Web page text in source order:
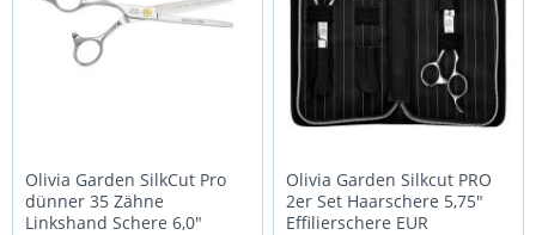
Olivia Garden SilkCut Pro
dünner 35 Zähne
Linkshand Schere 6,0"
Olivia Garden Silkcut PRO
2er Set Haarschere 5,75"
Effilierschere EUR